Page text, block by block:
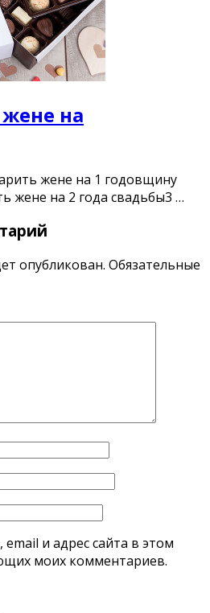
на
жене на 1 годовщину
жене на 2 года свадьбы3 …
опубликован. Обязательные
и адрес сайта в этом
моих комментариев.